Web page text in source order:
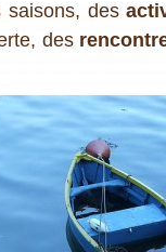
saisons, des
des